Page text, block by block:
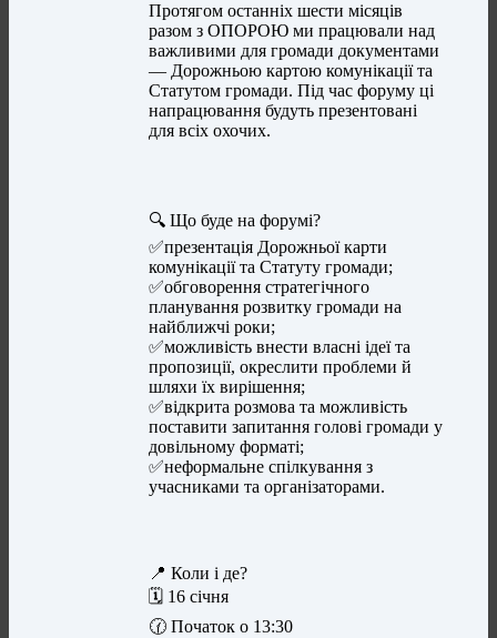
Протягом останніх шести місяців
разом з ОПОРОЮ ми працювали над
важливими для громади документами
— Дорожньою картою комунікації та
Статутом громади. Під час форуму ці
напрацювання будуть презентовані
для всіх охочих.
🔍 Що буде на форумі?
✅презентація Дорожньої карти
комунікації та Статуту громади;
✅обговорення стратегічного
планування розвитку громади на
найближчі роки;
✅можливість внести власні ідеї та
пропозиції, окреслити проблеми й
шляхи їх вирішення;
✅відкрита розмова та можливість
поставити запитання голові громади у
довільному форматі;
✅неформальне спілкування з
учасниками та організаторами.
📍 Коли і де?
🗓 16 січня
🕜 Початок о 13:30